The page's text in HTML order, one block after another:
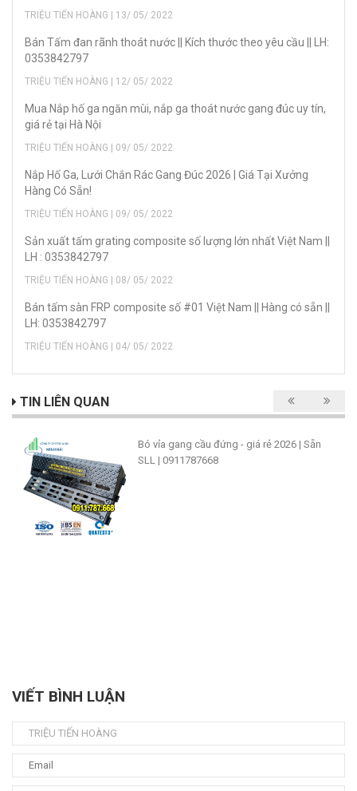
TRIỆU TIẾN HOÀNG | 13/ 05/ 2022
Bán Tấm đan rãnh thoát nước || Kích thước theo yêu cầu || LH:
0353842797
TRIỆU TIẾN HOÀNG | 12/ 05/ 2022
Mua Nắp hố ga ngăn mùi, nắp ga thoát nước gang đúc uy tín,
giá rẻ tại Hà Nội
TRIỆU TIẾN HOÀNG | 09/ 05/ 2022
Nắp Hố Ga, Lưới Chắn Rác Gang Đúc 2026 | Giá Tại Xưởng
Hàng Có Sẵn!
TRIỆU TIẾN HOÀNG | 09/ 05/ 2022
Sản xuất tấm grating composite số lượng lớn nhất Việt Nam ||
LH : 0353842797
TRIỆU TIẾN HOÀNG | 08/ 05/ 2022
Bán tấm sàn FRP composite số #01 Việt Nam || Hàng có sẵn ||
LH: 0353842797
TRIỆU TIẾN HOÀNG | 04/ 05/ 2022
TIN LIÊN QUAN
Bó vỉa gang cầu đứng - giá rẻ 2026 | Sẵn
SLL | 0911787668
VIẾT BÌNH LUẬN